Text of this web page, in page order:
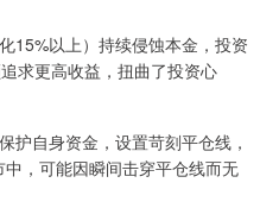
15%以上）持续侵蚀本金，投资
求更高收益，扭曲了投资心
护自身资金，设置苛刻平仓线，
，可能因瞬间击穿平仓线而无